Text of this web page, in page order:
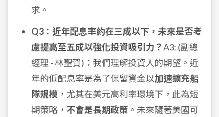
求。
Q3：近年配息率約在三成以下，未來是否考
慮提高至五成以強化投資吸引力？A3: (副總
經理 - 林聖賀)：我們理解投資人的期望。近
年的低配息率是為了保留資金以加速擴充船
隊規模 ，尤其在美元高利率環境下，此為短
期策略， 不會是長期政策 。未來隨著美國可